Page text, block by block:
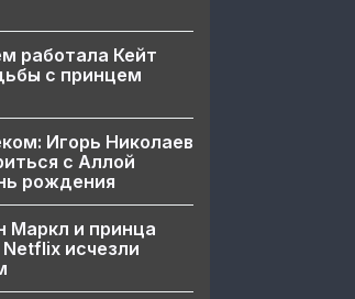
работала Кейт
с принцем
Игорь Николаев
с Аллой
рождения
Маркл и принца
исчезли